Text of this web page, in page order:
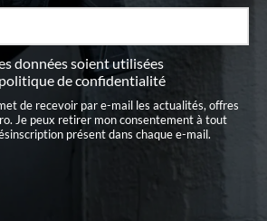
données soient utilisées
de confidentialité
de recevoir par e-mail les actualités, offres
Je peux retirer mon consentement à tout
présent dans chaque e-mail.